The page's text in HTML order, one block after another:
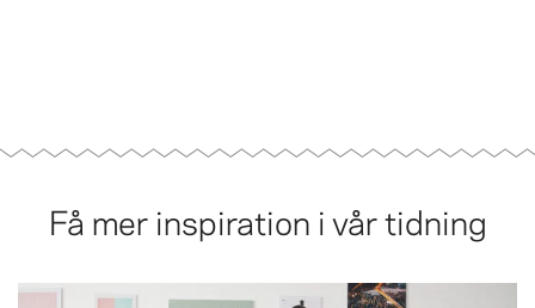
Få mer inspiration i vår tidning